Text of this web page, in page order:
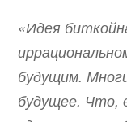
«Идея
будущим.
будущее. Что,